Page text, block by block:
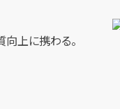
上に携わる。